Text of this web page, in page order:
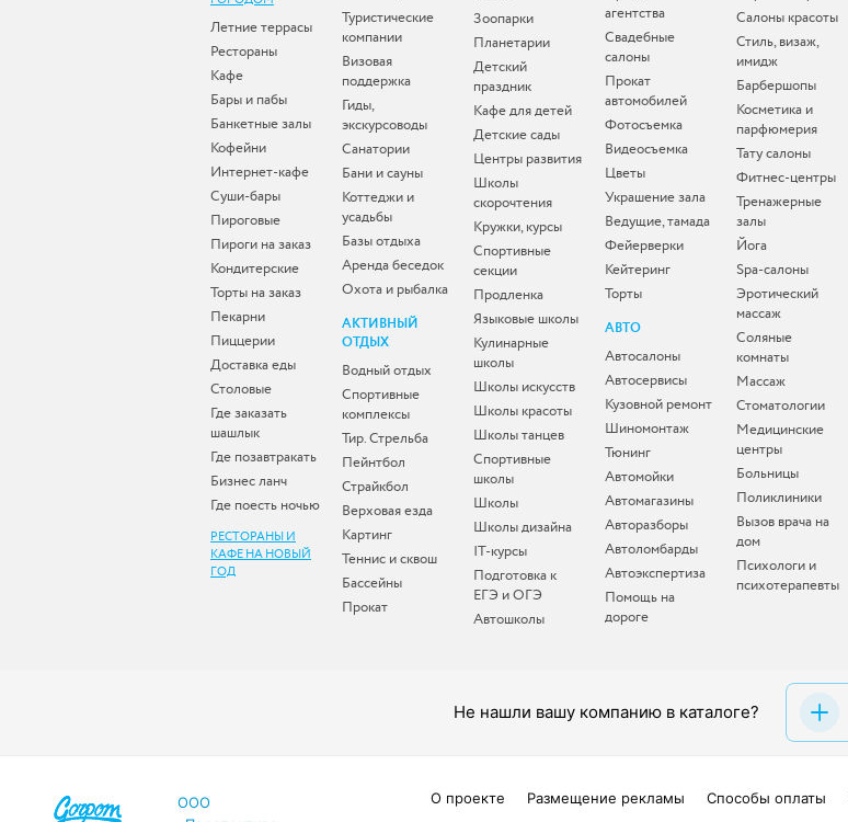
Летние террасы
Рестораны
Кафе
Бары и пабы
Банкетные залы
Кофейни
Интернет-кафе
Суши-бары
Пироговые
Пироги на заказ
Кондитерские
Торты на заказ
Пекарни
Пиццерии
Доставка еды
Столовые
Где заказать
шашлык
Где позавтракать
Бизнес ланч
Где поесть ночью
РЕСТОРАНЫ И
КАФЕ НА НОВЫЙ
ГОД
Туристические
компании
Визовая
поддержка
Гиды,
экскурсоводы
Санатории
Бани и сауны
Коттеджи и
усадьбы
Базы отдыха
Аренда беседок
Охота и рыбалка
АКТИВНЫЙ
ОТДЫХ
Водный отдых
Спортивные
комплексы
Тир. Стрельба
Пейнтбол
Страйкбол
Верховая езда
Картинг
Теннис и сквош
Бассейны
Прокат
Зоопарки
Планетарии
Детский
праздник
Кафе для детей
Детские сады
Центры развития
Школы
скорочтения
Кружки, курсы
Спортивные
секции
Продленка
Языковые школы
Кулинарные
школы
Школы искусств
Школы красоты
Школы танцев
Спортивные
школы
Школы
Школы дизайна
IT-курсы
Подготовка к
ЕГЭ и ОГЭ
Автошколы
агентства
Свадебные
салоны
Прокат
автомобилей
Фотосъемка
Видеосъемка
Цветы
Украшение зала
Ведущие, тамада
Фейерверки
Кейтеринг
Торты
АВТО
Автосалоны
Автосервисы
Кузовной ремонт
Шиномонтаж
Тюнинг
Автомойки
Автомагазины
Авторазборы
Автоломбарды
Автоэкспертиза
Помощь на
дороге
Салоны красоты
Стиль, визаж,
имидж
Барбершопы
Косметика и
парфюмерия
Тату салоны
Фитнес-центры
Тренажерные
залы
Йога
Spa-салоны
Эротический
массаж
Соляные
комнаты
Массаж
Стоматологии
Медицинские
центры
Больницы
Поликлиники
Вызов врача на
дом
Психологи и
психотерапевты
Не нашли вашу компанию в каталоге?
ООО
О проекте Размещение рекламы Способы оплаты